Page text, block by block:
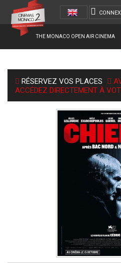
THE MONACO OPEN AIR CINEMA
RÉSERVEZ VOS PLACES
ACCÉDEZ DIRECTEMENT À